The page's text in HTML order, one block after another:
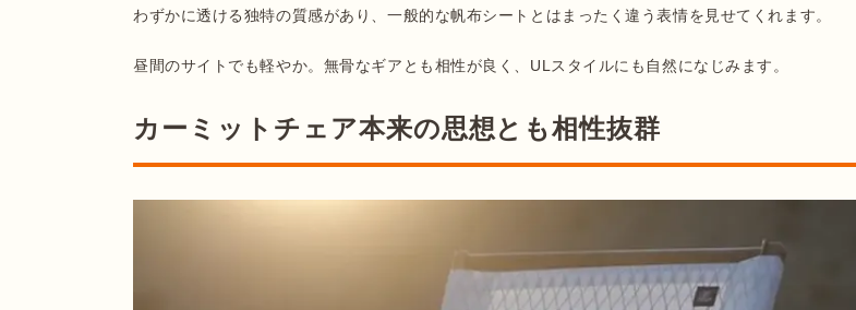
わずかに透ける独特の質感があり、一般的な帆布シートとはまったく違う表情を見せてくれます。
カーミットチェア本来の思想とも相性抜群